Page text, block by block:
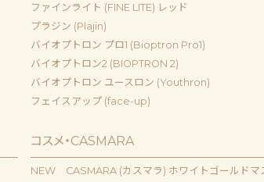
ファインライト (FINE LITE) レッド
プラジン (Plajin)
バイオプトロン プロ1 (Bioptron Pro1)
バイオプトロン2 (BIOPTRON 2)
バイオプトロン ユースロン (Youthron)
フェイスアップ (face-up)
コスメ・CASMARA
NEW CASMARA (カスマラ) ホワイトゴールドマ